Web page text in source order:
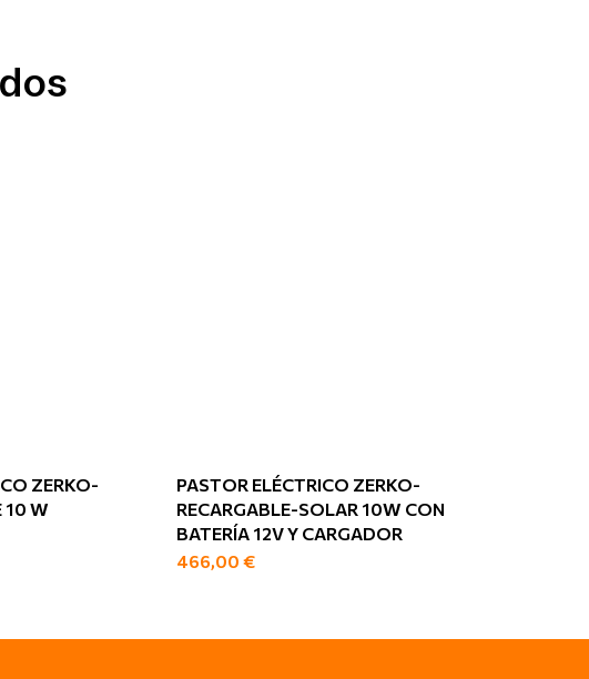
ZERKO-
10 W
PASTOR ELÉCTRICO ZERKO-
RECARGABLE-SOLAR 10W CON
BATERÍA 12V Y CARGADOR
466,00 €